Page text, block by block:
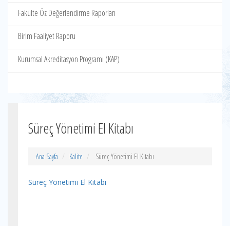
Fakülte Öz Değerlendirme Raporları
Birim Faaliyet Raporu
Kurumsal Akreditasyon Programı (KAP)
Süreç Yönetimi El Kitabı
Ana Sayfa Kalite Süreç Yönetimi El Kitabı
Süreç Yönetimi El Kitabı